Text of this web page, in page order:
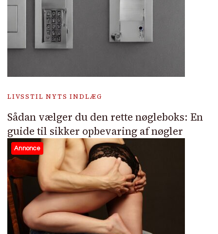
LIVSSTIL NYTS INDLÆG
Sådan vælger du den rette nøgleboks: En
guide til sikker opbevaring af nøgler
Annonce